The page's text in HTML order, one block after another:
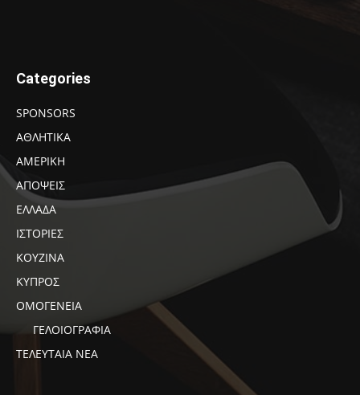
Categories
SPONSORS
ΑΘΛΗΤΙΚΑ
ΑΜΕΡΙΚΗ
ΑΠΟΨΕΙΣ
ΕΛΛΑΔΑ
ΙΣΤΟΡΙΕΣ
ΚΟΥΖΙΝΑ
ΚΥΠΡΟΣ
ΟΜΟΓΕΝΕΙΑ
ΓΕΛΟΙΟΓΡΑΦΙΑ
ΤΕΛΕΥΤΑΙΑ ΝΕΑ